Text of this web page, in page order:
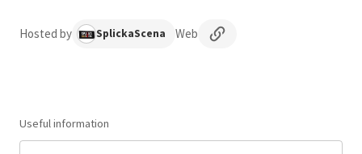
Hosted by SplickaScena Web
Useful information